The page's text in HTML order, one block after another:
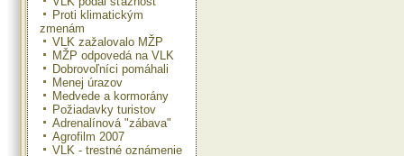
Proti klimatickým
zmenám
VLK zažalovalo MŽP
MŽP odpovedá na VLK
Dobrovoľníci pomáhali
Menej úrazov
Medvede a kormorány
Požiadavky turistov
Adrenalínová "zábava"
Agrofilm 2007
VLK - trestné oznámenie